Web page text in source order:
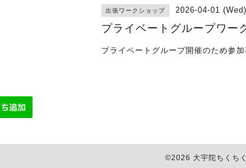
出張ワークショップ 2026-04-01 (Wed)
プライベートグループワー
プライベートグループ開催のため参加
©2026 大宇陀ちくち